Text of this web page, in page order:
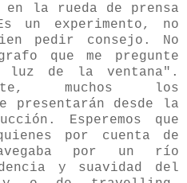
en la rueda de prensa
un experimento, no
pedir consejo. No
que me pregunte
luz de la ventana".
muchos los
presentarán desde la
Esperemos que
por cuenta de
por un río
y suavidad del